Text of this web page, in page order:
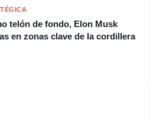
telón de fondo, Elon Musk
en zonas clave de la cordillera